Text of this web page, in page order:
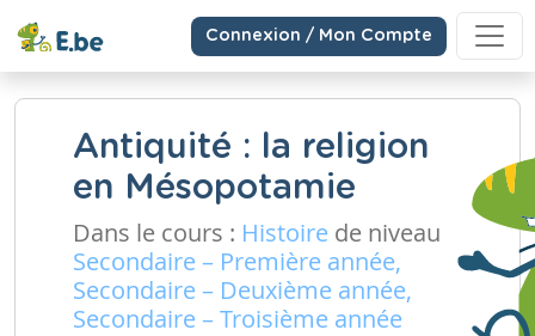
Connexion / Mon Compte
Antiquité : la religion
en Mésopotamie
Dans le cours : Histoire de niveau
Secondaire – Première année,
Secondaire – Deuxième année,
Secondaire – Troisième année